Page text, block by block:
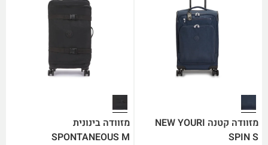
מזוודה קטנה NEW YOURI
SPIN S
מזוודה בינונית
SPONTANEOUS M